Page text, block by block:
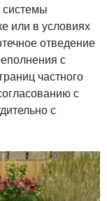
системы
или в условиях
отведение
с
частного
с
с